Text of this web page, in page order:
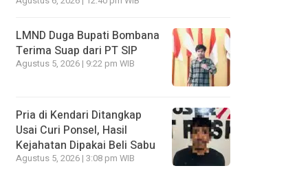
LMND Duga Bupati Bombana
Terima Suap dari PT SIP
Agustus 5, 2026 | 9:22 pm WIB
Pria di Kendari Ditangkap
Usai Curi Ponsel, Hasil
Kejahatan Dipakai Beli Sabu
Agustus 5, 2026 | 3:08 pm WIB